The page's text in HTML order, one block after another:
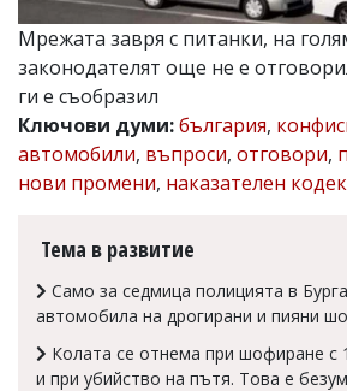
Иван
Колев,
email:
office@flagman.bg
Коментарите
под
се
читателите
редакцията
носи
отговорност
Мрежата завря с питанки, на
законодателят още не е
ги е съобразил
Ключови думи:българия,
автомобили, въпроси, отговори,
нови промени, наказателен
Тема в развитие
Само за седмица полицията в
автомобила на дрогирани и пияни
Колата се отнема при шофиране с
и при убийство на пътя. Това е